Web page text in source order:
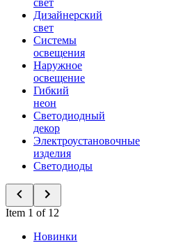
свет
Дизайнерский
свет
Системы
освещения
Наружное
освещение
Гибкий
неон
Светодиодный
декор
Электроустановочные
изделия
Светодиоды
Item 1 of 12
Новинки